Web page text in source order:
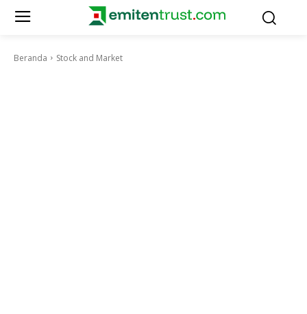
Beranda Stock and Market